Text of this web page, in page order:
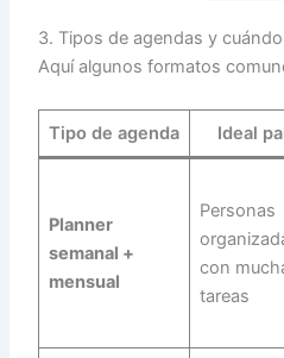
3. Tipos de agendas y
Aquí algunos formatos
Tipo de agenda Ideal
Planner
semanal +
mensual
Personas
con
tareas